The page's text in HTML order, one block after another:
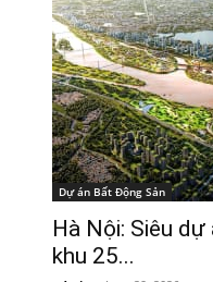
Dự án Bất Động Sản
Hà Nội: Siêu
khu 25...